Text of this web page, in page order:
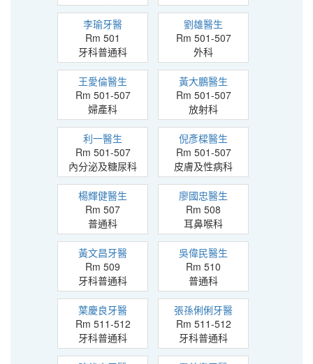
李瑜牙醫
Rm 501
牙科普通科
劉雄醫生
Rm 501-507
外科
王愛倫醫生
Rm 501-507
婦產科
黃大鵬醫生
Rm 501-507
放射科
利一醫生
Rm 501-507
內分泌及糖尿科
倪彥樑醫生
Rm 501-507
皮膚及性病科
楊輝健醫生
Rm 507
普通科
廖國忠醫生
Rm 508
耳鼻喉科
黃文昌牙醫
Rm 509
牙科普通科
吳偉民醫生
Rm 510
普通科
葉慶良牙醫
Rm 511-512
牙科普通科
張孫俐俐牙醫
Rm 511-512
牙科普通科